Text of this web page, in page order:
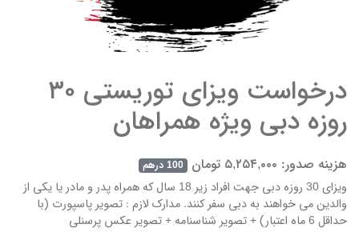
درخواست ویزای توریستی ۳۰
روزه دبی ویژه همراهان
هزینه صدور: ۵,۲۵۴,۰۰۰ تومان 100 درهم
ویزای 30 روزه دبی جهت افراد زیر 18 سال که همراه پدر و مادر یا یکی از
والدین می خواهند به دبی سفر کنند. مدارک لازم : تصویر پاسپورت (با
حداقل 6 ماه اعتبار) + تصویر شناسنامه + تصویر عکس پرسنلی